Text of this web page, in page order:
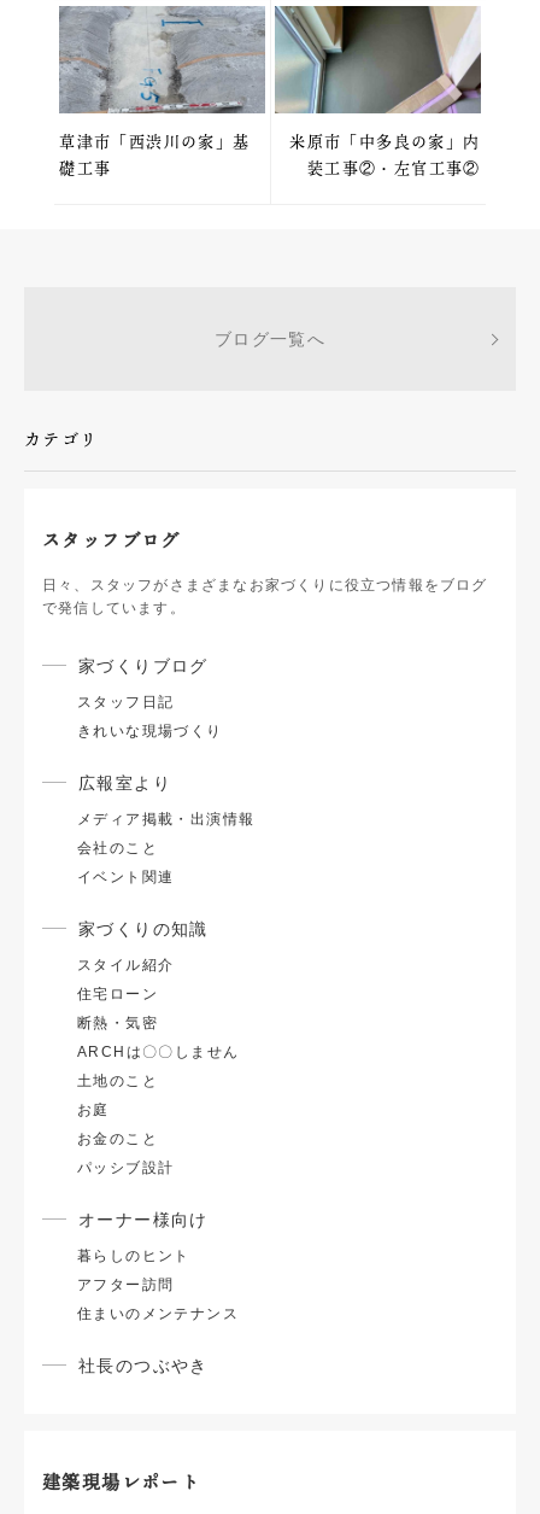
草津市「西渋川の家」基
礎工事
米原市「中多良の家」内
装工事②・左官工事②
ブログ一覧へ
カテゴリ
スタッフブログ
日々、スタッフがさまざまなお家づくりに役立つ情報をブログ
で発信しています。
家づくりブログ
スタッフ日記
きれいな現場づくり
広報室より
メディア掲載・出演情報
会社のこと
イベント関連
家づくりの知識
スタイル紹介
住宅ローン
断熱・気密
ARCHは〇〇しません
土地のこと
お庭
お金のこと
パッシブ設計
オーナー様向け
暮らしのヒント
アフター訪問
住まいのメンテナンス
社長のつぶやき
建築現場レポート